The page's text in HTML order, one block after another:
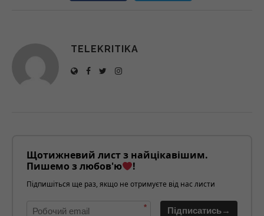
TELEKRITIKA
Щотижневий лист з найцікавішим.
Пишемо з любов'ю
!
Підпишіться ще раз, якщо не отримуєте від нас листи
* Підписатись→